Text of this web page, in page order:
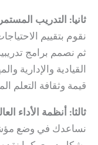
ثانيا: التدريب
نقوم بتقييم
ثم نصمم برامج
القيادية والإدارية
قيمة وثقافة التعلم
ثالثا: أنظمة الأداء
نساعدك في وضع